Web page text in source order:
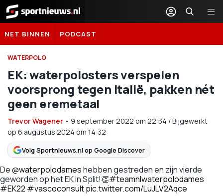
Sportnieuws.nl
NET BINNEN PODCAST
WATERPOLO
EK: waterpolosters verspelen
voorsprong tegen Italië, pakken nét
geen eremetaal
Trevor Wagener • 9 september 2022 om 22:34 /Bijgewerkt
op 6 augustus 2024 om 14:32
Volg Sportnieuws.nl op Google Discover
De@waterpolodameshebben gestreden en zijn vierde
geworden op het EK in Split!👏#teamnlwaterpolodames
#EK22 #vascoconsultpic.twitter.com/LuJLV2Aqce